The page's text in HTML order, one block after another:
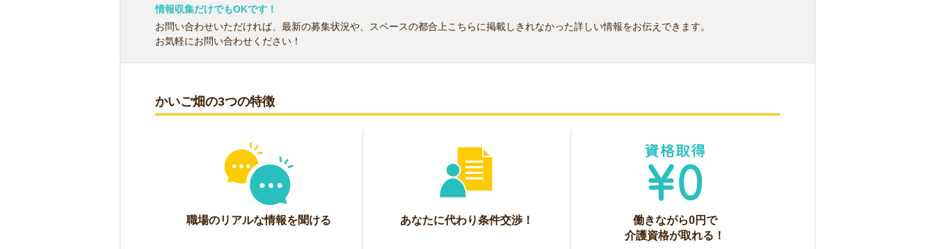
情報収集だけでもOKです！
お問い合わせいただければ、最新の募集状況や、スペースの都合上こちらに掲載しきれなかった詳しい情報をお伝えできます。
お気軽にお問い合わせください！
かいご畑の3つの特徴
職場のリアルな情報を聞ける あなたに代わり条件交渉！
働きながら0円で
介護資格が取れる！